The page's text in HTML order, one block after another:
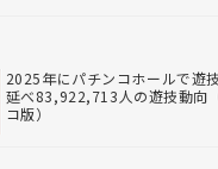
2025年にパチンコホールで遊技
延べ83,922,713人の遊技動向
コ版）